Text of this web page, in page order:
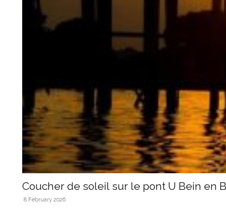
Coucher de soleil sur le pont U Bein en
8 February 2026